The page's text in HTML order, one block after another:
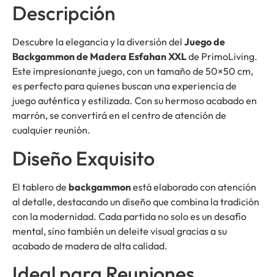
Descripción
Descubre la elegancia y la diversión del Juego de
Backgammon de Madera Esfahan XXLde PrimoLiving.
Este impresionante juego, con un tamaño de 50×50 cm,
es perfecto para quienes buscan una experiencia de
juego auténtica y estilizada. Con su hermoso acabado en
marrón, se convertirá en el centro de atención de
cualquier reunión.
Diseño Exquisito
El tablero de backgammonestá elaborado con atención
al detalle, destacando un diseño que combina la tradición
con la modernidad. Cada partida no solo es un desafío
mental, sino también un deleite visual gracias a su
acabado de madera de alta calidad.